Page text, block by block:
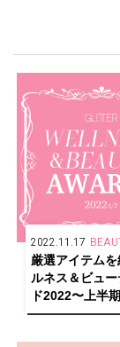
2022.11.17
厳選アイテム
ルネス＆ビュ
ド2022〜上半